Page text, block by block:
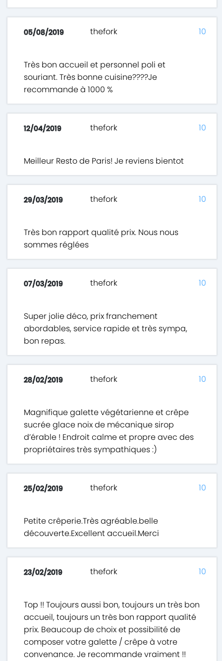
05/08/2019 thefork
Très bon accueil et personnel poli et
souriant. Très bonne cuisine????Je
recommande à 1000 %
10
12/04/2019 thefork
Meilleur Resto de Paris! Je reviens bientot
10
29/03/2019 thefork
Très bon rapport qualité prix. Nous nous
sommes réglées
10
07/03/2019 thefork
Super jolie déco, prix franchement
abordables, service rapide et très sympa,
bon repas.
10
28/02/2019 thefork
Magnifique galette végétarienne et crêpe
sucrée glace noix de mécanique sirop
d’érable ! Endroit calme et propre avec des
propriétaires très sympathiques :)
10
25/02/2019 thefork
Petite crêperie.Très agréable.belle
découverte.Excellent accueil.Merci
10
23/02/2019 thefork
Top !! Toujours aussi bon, toujours un très bon
accueil, toujours un très bon rapport qualité
prix. Beaucoup de choix et possibilité de
composer votre galette / crêpe à votre
convenance. Je recommande vraiment !!
10